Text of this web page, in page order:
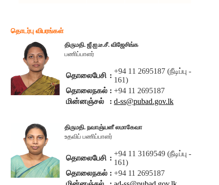
தொடர்பு விபரங்கள்
திருமதி. ஜீ.ஐ.டீ.சீ. விஜேசிங்க
பணிப்பாளர்
தொலைபேசி :
+94 11 2695187 (நீடிப்பு -
161)
தொலைநகல் : +94 11 2695187
மின்னஞ்சல்
: d-ss@pubad.gov.lk
திருமதி. நவாஞ்யனீ லமாகேவா
உதவிப் பணிப்பாளர்
தொலைபேசி :
+94 11 3169549 (நீடிப்பு -
161)
தொலைநகல் : +94 11 2695187